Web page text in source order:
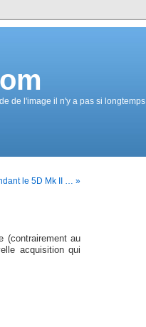
de l'image il n'y a pas si longtemps
le 5D Mk II … »
(contrairement au
acquisition qui